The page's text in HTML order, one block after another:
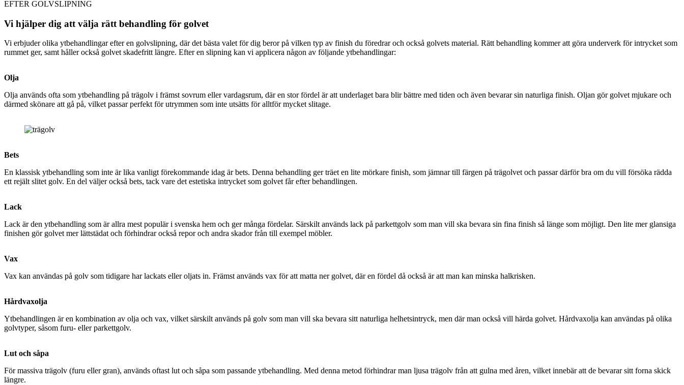
EFTER GOLVSLIPNING
Vi hjälper dig att välja rätt behandling för golvet
Vi erbjuder olika ytbehandlingar efter en golvslipning, där det bästa valet för dig beror på vilken typ av finish du föredrar och också golvets material. Rätt behandling kommer att göra underverk för intrycket som
rummet ger, samt håller också golvet skadefritt längre. Efter en slipning kan vi applicera någon av följande ytbehandlingar:
Olja
Olja används ofta som ytbehandling på trägolv i främst sovrum eller vardagsrum, där en stor fördel är att underlaget bara blir bättre med tiden och även bevarar sin naturliga finish. Oljan gör golvet mjukare och
därmed skönare att gå på, vilket passar perfekt för utrymmen som inte utsätts för alltför mycket slitage.
Bets
En klassisk ytbehandling som inte är lika vanligt förekommande idag är bets. Denna behandling ger träet en lite mörkare finish, som jämnar till färgen på trägolvet och passar därför bra om du vill försöka rädda
ett rejält slitet golv. En del väljer också bets, tack vare det estetiska intrycket som golvet får efter behandlingen.
Lack
Lack är den ytbehandling som är allra mest populär i svenska hem och ger många fördelar. Särskilt används lack på parkettgolv som man vill ska bevara sin fina finish så länge som möjligt. Den lite mer glansiga
finishen gör golvet mer lättstädat och förhindrar också repor och andra skador från till exempel möbler.
Vax
Vax kan användas på golv som tidigare har lackats eller oljats in. Främst används vax för att matta ner golvet, där en fördel då också är att man kan minska halkrisken.
Hårdvaxolja
Ytbehandlingen är en kombination av olja och vax, vilket särskilt används på golv som man vill ska bevara sitt naturliga helhetsintryck, men där man också vill härda golvet. Hårdvaxolja kan användas på olika
golvtyper, såsom furu- eller parkettgolv.
Lut och såpa
För massiva trägolv (furu eller gran), används oftast lut och såpa som passande ytbehandling. Med denna metod förhindrar man ljusa trägolv från att gulna med åren, vilket innebär att de bevarar sitt forna skick
längre.